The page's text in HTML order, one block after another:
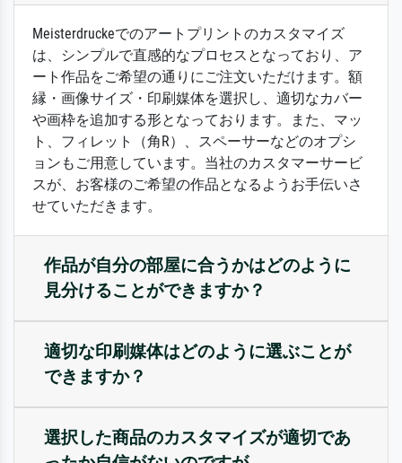
Meisterdruckeでのアートプリントのカスタマイズ
は、シンプルで直感的なプロセスとなっており、ア
ート作品をご希望の通りにご注文いただけます。額
縁・画像サイズ・印刷媒体を選択し、適切なカバー
や画枠を追加する形となっております。また、マッ
ト、フィレット（角R）、スペーサーなどのオプシ
ョンもご用意しています。当社のカスタマーサービ
スが、お客様のご希望の作品となるようお手伝いさ
せていただきます。
作品が自分の部屋に合うかはどのように
見分けることができますか？
適切な印刷媒体はどのように選ぶことが
できますか？
選択した商品のカスタマイズが適切であ